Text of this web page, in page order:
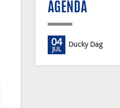
AGENDA
04
JUL Ducky Dag